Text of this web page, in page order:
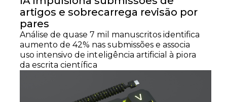
artigos e sobrecarrega revisão por
pares
Análise de quase 7 mil manuscritos identifica
aumento de 42% nas submissões e associa
uso intensivo de inteligência artificial à piora
da escrita científica